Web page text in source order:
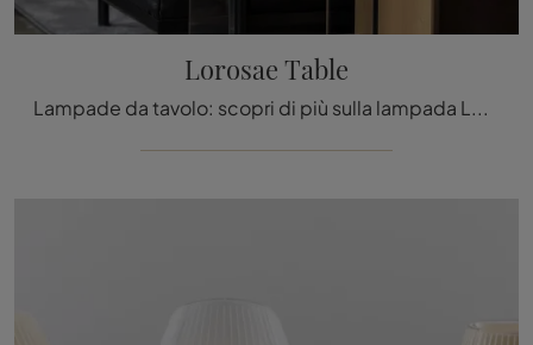
Lorosae Table
Lampade da tavolo: scopri di più sulla lampada Lorosae Table in vetro che ti consigliamo.